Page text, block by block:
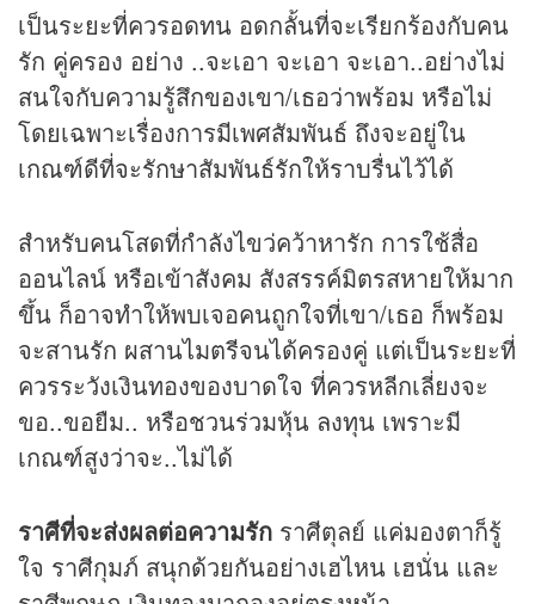
เป็นระยะที่ควรอดทน อดกลั้นที่จะเรียกร้องกับคน
รัก คู่ครอง อย่าง ..จะเอา จะเอา จะเอา..อย่างไม่
สนใจกับความรู้สึกของเขา/เธอว่าพร้อม หรือไม่
โดยเฉพาะเรื่องการมีเพศสัมพันธ์ ถึงจะอยู่ใน
เกณฑ์ดีที่จะรักษาสัมพันธ์รักให้ราบรื่นไว้ได้
สำหรับคนโสดที่กำลังไขว่คว้าหารัก การใช้สื่อ
ออนไลน์ หรือเข้าสังคม สังสรรค์มิตรสหายให้มาก
ขึ้น ก็อาจทำให้พบเจอคนถูกใจที่เขา/เธอ ก็พร้อม
จะสานรัก ผสานไมตรีจนได้ครองคู่ แต่เป็นระยะที่
ควรระวังเงินทองของบาดใจ ที่ควรหลีกเลี่ยงจะ
ขอ..ขอยืม.. หรือชวนร่วมหุ้น ลงทุน เพราะมี
เกณฑ์สูงว่าจะ..ไม่ได้
ราศีที่จะส่งผลต่อความรัก ราศีตุลย์ แค่มองตาก็รู้
ใจ ราศีกุมภ์ สนุกด้วยกันอย่างเฮไหน เฮนั่น และ